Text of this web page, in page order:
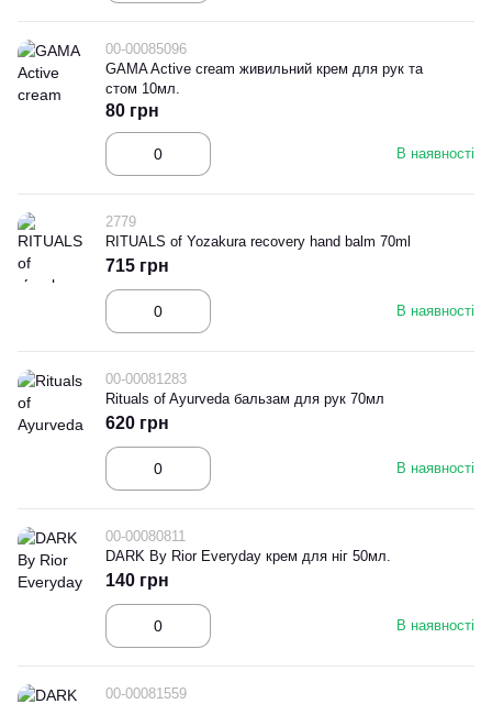
00-00085096
GAMA Active cream живильний крем для рук та
стом 10мл.
В наявності
80 грн
2779
RITUALS of Yozakura recovery hand balm 70ml
В наявності
715 грн
00-00081283
Rituals of Ayurveda бальзам для рук 70мл
В наявності
620 грн
00-00080811
DARK By Rior Everyday крем для ніг 50мл.
В наявності
140 грн
00-00081559